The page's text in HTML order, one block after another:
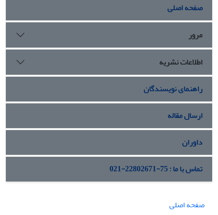
صفحه اصلی
مرور
اطلاعات نشریه
راهنمای نویسندگان
ارسال مقاله
داوران
تماس با ما : 75-22802671-021
صفحه اصلی